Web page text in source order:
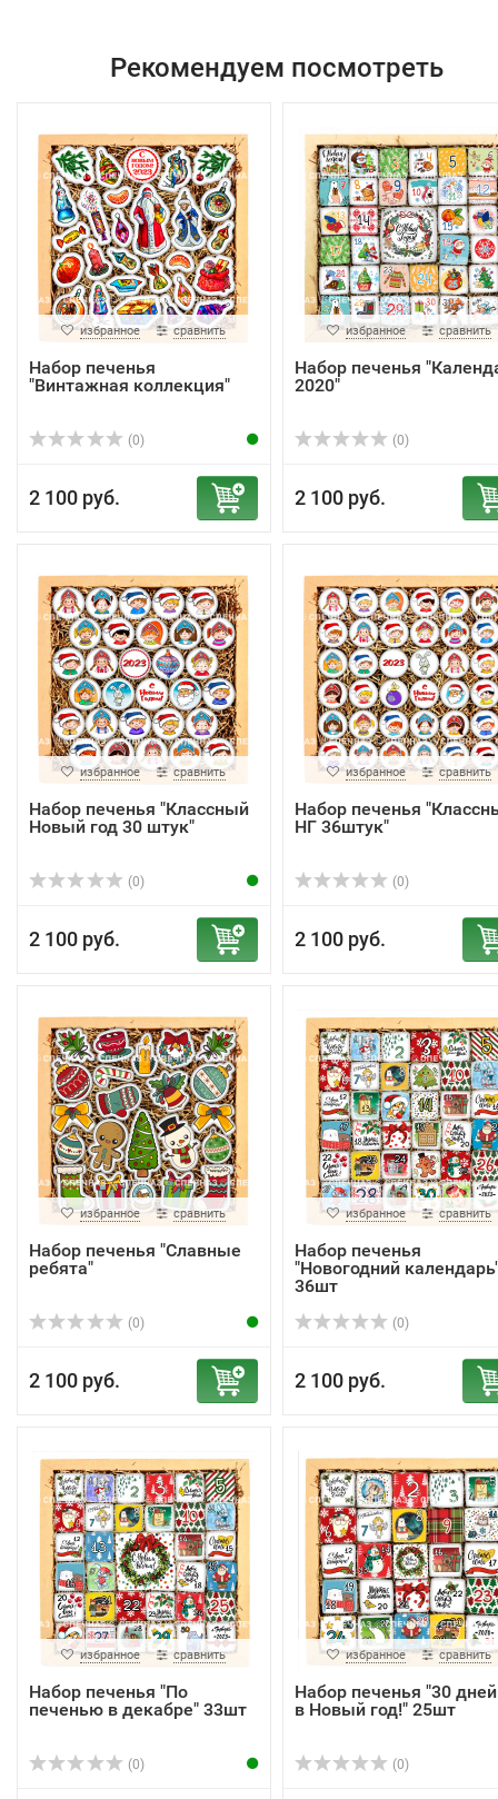
Рекомендуем посмотреть
избранное сравнить
Набор печенья
"Винтажная коллекция"
(0)
2 100 руб.
избранное сравнить
Набор печенья
2020"
(0)
2 100 руб.
избранное сравнить
Набор печенья "Классный
Новый год 30 штук"
(0)
2 100 руб.
избранное сравнить
Набор печенья
НГ 36штук"
(0)
2 100 руб.
избранное сравнить
Набор печенья "Славные
ребята"
(0)
2 100 руб.
избранное сравнить
Набор печенья
"Новогодний
36шт
(0)
2 100 руб.
избранное сравнить
Набор печенья "По
печенью в декабре" 33шт
(0)
избранное сравнить
Набор печенья "30
в Новый год!" 25шт
(0)